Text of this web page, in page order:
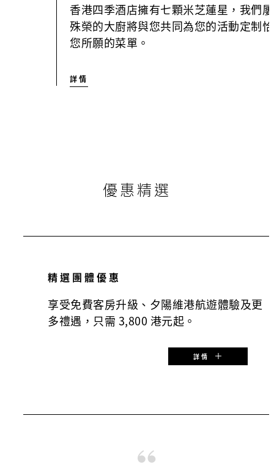
香港四季酒店擁有七顆米芝蓮星，我們
殊榮的大廚將與您共同為您的活動定制
您所願的菜單。
詳情
優惠精選
精選團體優惠
享受免費客房升級、夕陽維港航遊體驗及更
多禮遇，只需 3,800 港元起。
詳情
特別優惠價：